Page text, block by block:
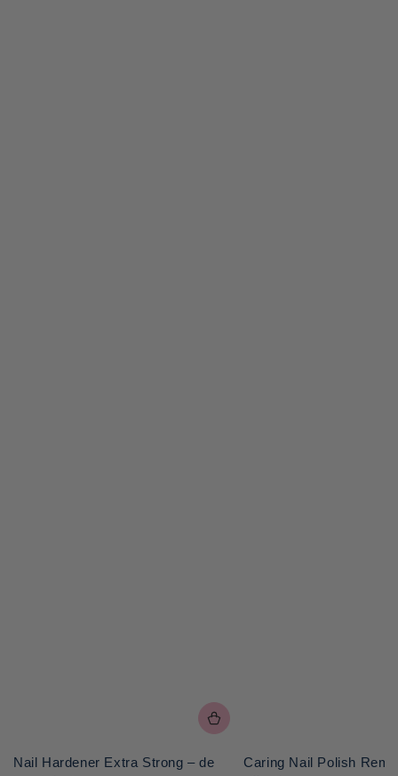
Nail Hardener Extra Strong – de
Caring Nail Polish